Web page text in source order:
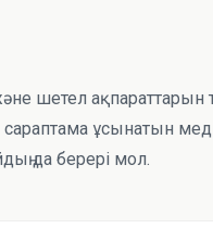
шетел ақпараттарын
ұсынатын
да берері мол.